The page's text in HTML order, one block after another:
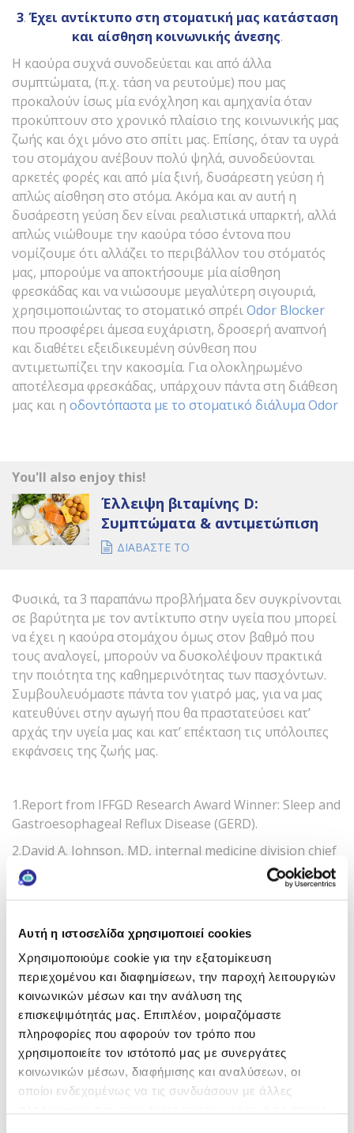
Αυτή η ιστοσελίδα χρησιμοποιεί cookies
Χρησιμοποιούμε cookie για την εξατομίκευση
περιεχομένου και διαφημίσεων, την παροχή λειτουργιών
κοινωνικών μέσων και την ανάλυση της
επισκεψιμότητάς μας. Επιπλέον, μοιραζόμαστε
πληροφορίες που αφορούν τον τρόπο που
χρησιμοποιείτε τον ιστότοπό μας με συνεργάτες
κοινωνικών μέσων, διαφήμισης και αναλύσεων, οι
οποίοι ενδεχομένως να τις συνδυάσουν με άλλες
3.Έχει αντίκτυπο στη στοματική μας κατάσταση
και αίσθηση κοινωνικής άνεσης.
Η καούρα συχνά συνοδεύεται και από άλλα
συμπτώματα, (π.χ. τάση να ρευτούμε) που μας
προκαλούν ίσως μία ενόχληση και αμηχανία όταν
προκύπτουν στο χρονικό πλαίσιο της κοινωνικής μας
ζωής και όχι μόνο στο σπίτι μας. Επίσης, όταν τα υγρά
του στομάχου ανέβουν πολύ ψηλά, συνοδεύονται
αρκετές φορές και από μία ξινή, δυσάρεστη γεύση ή
απλώς αίσθηση στο στόμα. Ακόμα και αν αυτή η
δυσάρεστη γεύση δεν είναι ρεαλιστικά υπαρκτή, αλλά
απλώς νιώθουμε την καούρα τόσο έντονα που
νομίζουμε ότι αλλάζει το περιβάλλον του στόματός
μας, μπορούμε να αποκτήσουμε μία αίσθηση
φρεσκάδας και να νιώσουμε μεγαλύτερη σιγουριά,
χρησιμοποιώντας το στοματικό σπρέιOdor Blocker
που προσφέρει άμεσα ευχάριστη, δροσερή αναπνοή
και διαθέτει εξειδικευμένη σύνθεση που
αντιμετωπίζει την κακοσμία. Για ολοκληρωμένο
αποτέλεσμα φρεσκάδας, υπάρχουν πάντα στη διάθεση
μας και η οδοντόπαστα με το στοματικό διάλυμα Odor
You'll also enjoy this!
Έλλειψη βιταμίνης D:
Συμπτώματα & αντιμετώπιση
ΔΙΑΒΑΣΤΕ ΤΟ
Φυσικά, τα 3 παραπάνω προβλήματα δεν συγκρίνονται
σε βαρύτητα με τον αντίκτυπο στην υγεία που μπορεί
να έχει η καούρα στομάχου όμως στον βαθμό που
τους αναλογεί, μπορούν να δυσκολέψουν πρακτικά
την ποιότητα της καθημερινότητας των πασχόντων.
Συμβουλευόμαστε πάντα τον γιατρό μας, για να μας
κατευθύνει στην αγωγή που θα πραστατεύσει κατ’
αρχάς την υγεία μας και κατ’ επέκταση τις υπόλοιπες
εκφάνσεις της ζωής μας.
1.Report from IFFGD Research Award Winner: Sleep and
Gastroesophageal Reflux Disease (GERD).
2.David A. Johnson, MD, internal medicine division chief
at Eastern Virginia School of Medicine, Norfolk, Va,
Nighttime Heartburn: 12 Sleep Tips, WebMD.
Θέλεις να λαμβάνεις τα
άρθρα του μήνα στο inbox
σου;
Κάνε εγγραφή στο newsletter
της Frezyderm!